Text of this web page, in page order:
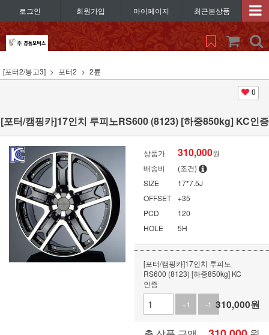
로그인 회원가입 마이페이지 최근본상품
[포터2/봉고3] 포터2 2륜
0
[포터/캠핑카]17인치 루피노RS600 (8123) [하중850kg] KC인증
상품가 310,000원
배송비
(조건)
SIZE
17*7.5J
OFFSET
+35
PCD
120
HOLE
5H
[포터/캠핑카]17인치 루피노
RS600 (8123) [하중850kg] KC
인증
+1
-1 310,000원